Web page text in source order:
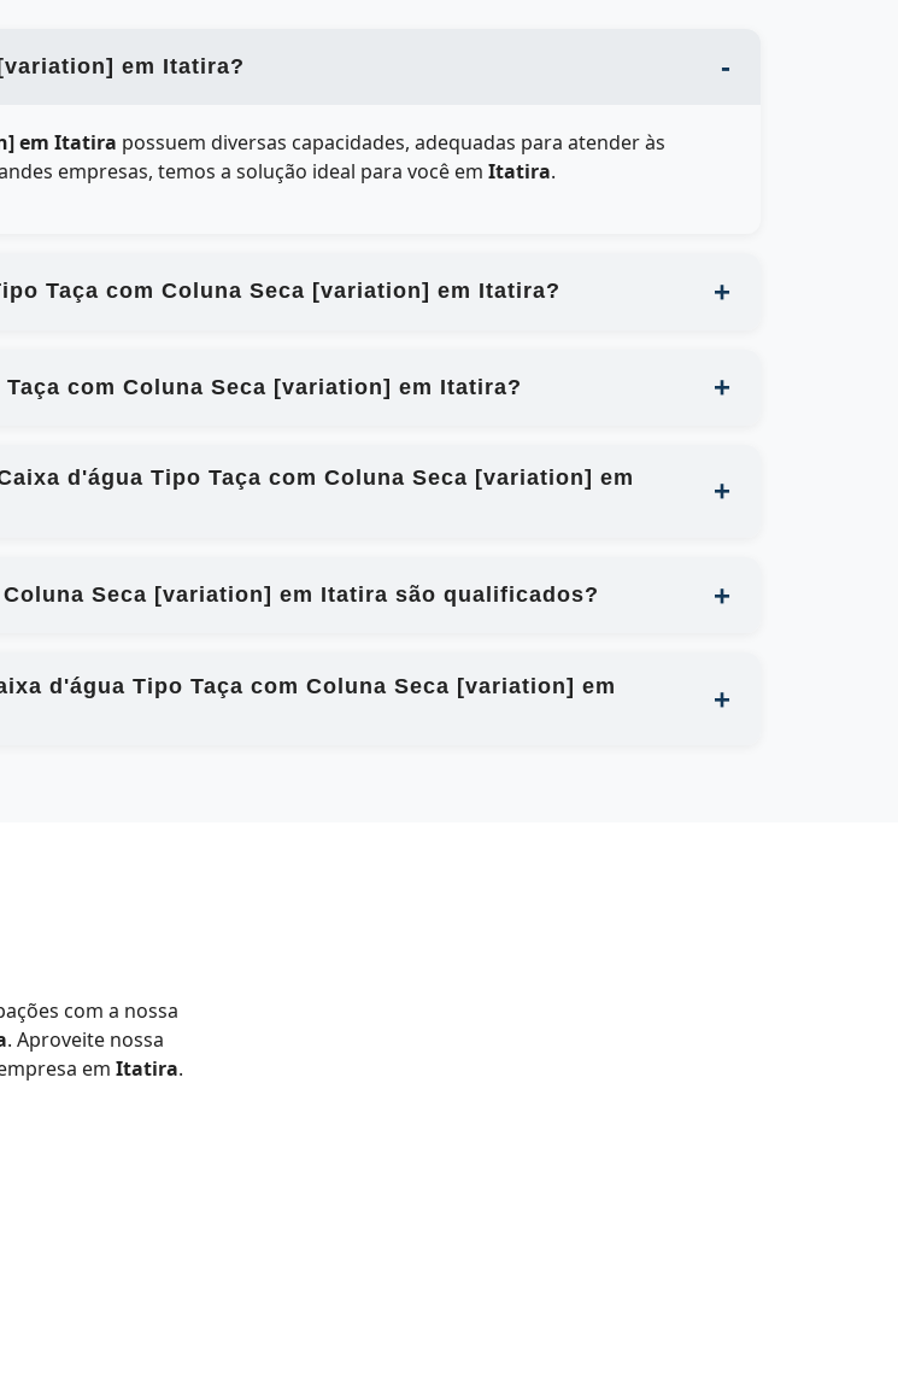
em Itatira?
em Itatira possuem diversas capacidades, adequadas para atender às
empresas, temos a solução ideal para você em Itatira.
Taça com Coluna Seca [variation] em Itatira?
com Coluna Seca [variation] em Itatira?
d'água Tipo Taça com Coluna Seca [variation] em
Seca [variation] em Itatira são qualificados?
d'água Tipo Taça com Coluna Seca [variation] em
com a nossa
. Aproveite nossa
em Itatira.